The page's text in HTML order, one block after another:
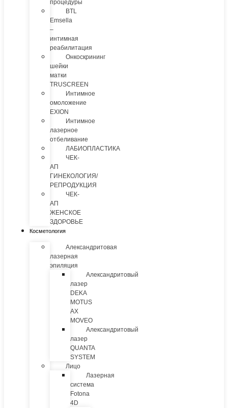
процедуры
BTL
Emsella
–
интимная
реабилитация
Онкоскрининг
шейки
матки
TRUSCREEN
Интимное
омоложение
EXION
Интимное
лазерное
отбеливание
ЛАБИОПЛАСТИКА
ЧЕК-
АП
ГИНЕКОЛОГИЯ/
РЕПРОДУКЦИЯ
ЧЕК-
АП
ЖЕНСКОЕ
ЗДОРОВЬЕ
Косметология
Александритовая
лазерная
эпиляция
Александритовый
лазер
DEKA
MOTUS
AX
MOVEO
Александритовый
лазер
QUANTA
SYSTEM
Лицо
Лазерная
система
Fotona
4D